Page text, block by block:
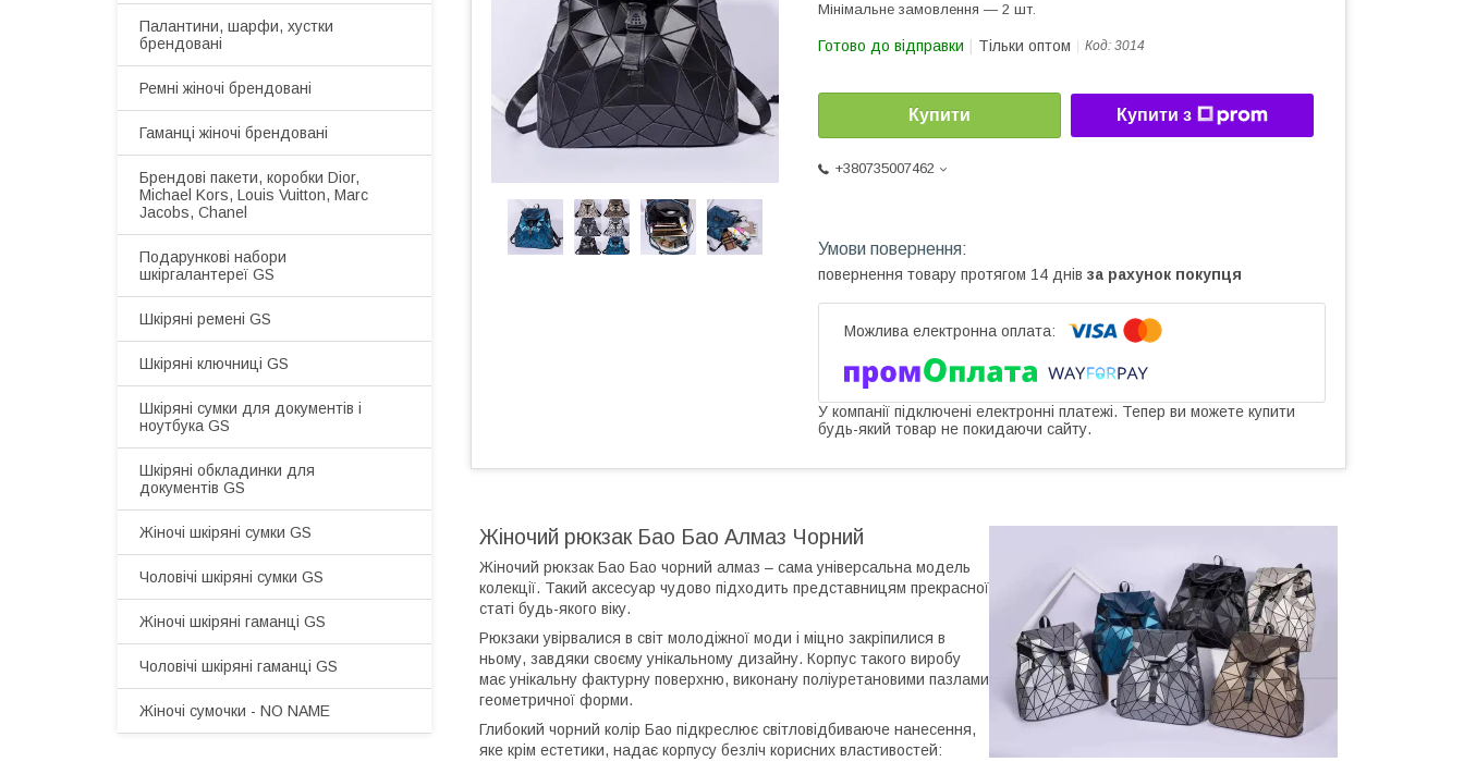
Мінімальне замовлення — 2 шт.
Готово до відправки Тільки оптом Код: 3014
Купити Купити з
+380735007462
повернення товару протягом 14 днів за рахунок покупця
У компанії підключені електронні платежі. Тепер ви можете купити
будь-який товар не покидаючи сайту.
Жіночий рюкзак Бао Бао Алмаз Чорний
Жіночий рюкзак Бао Бао чорний алмаз – сама універсальна модель
колекції. Такий аксесуар чудово підходить представницям прекрасної
статі будь-якого віку.
Рюкзаки увірвалися в світ молодіжної моди і міцно закріпилися в
ньому, завдяки своєму унікальному дизайну. Корпус такого виробу
має унікальну фактурну поверхню, виконану поліуретановими пазлами
геометричної форми.
Глибокий чорний колір Бао підкреслює світловідбиваюче нанесення,
яке крім естетики, надає корпусу безліч корисних властивостей:
Палантини, шарфи, хустки
брендовані
Ремні жіночі брендовані
Гаманці жіночі брендовані
Брендові пакети, коробки Dior,
Michael Kors, Louis Vuitton, Marc
Jacobs, Chanel
Подарункові набори
шкіргалантереї GS
Шкіряні ремені GS
Шкіряні ключниці GS
Шкіряні сумки для документів і
ноутбука GS
Шкіряні обкладинки для
документів GS
Жіночі шкіряні сумки GS
Чоловічі шкіряні сумки GS
Жіночі шкіряні гаманці GS
Чоловічі шкіряні гаманці GS
Жіночі сумочки - NO NAME